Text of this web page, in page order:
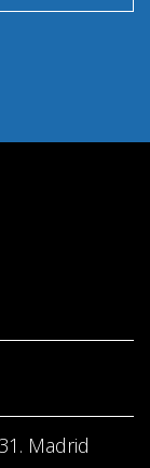
Madrid